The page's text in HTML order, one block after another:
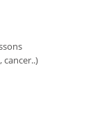
cancer..)